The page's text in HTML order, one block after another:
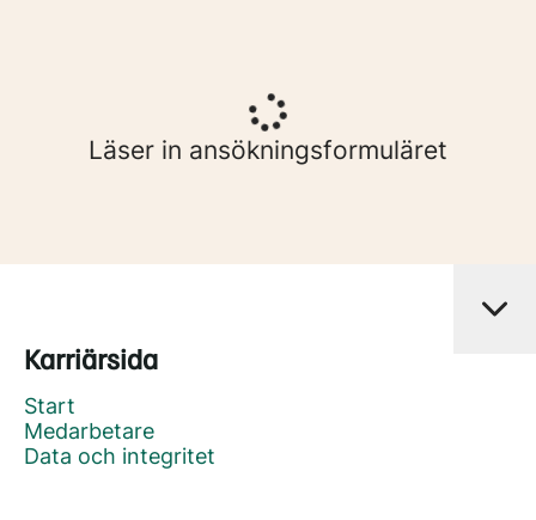
Läser in ansökningsformuläret
Karriärsida
Start
Medarbetare
Data och integritet